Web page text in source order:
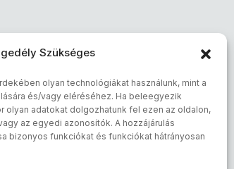
Szükséges
olyan technológiákat használunk, mint a
és/vagy eléréséhez. Ha beleegyezik
olyan adatokat dolgozhatunk fel ezen az oldalon,
az egyedi azonosítók. A hozzájárulás
bizonyos funkciókat és funkciókat hátrányosan